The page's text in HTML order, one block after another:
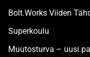
Bolt.Works Viiden
Superkoulu
Muutosturva – uusi